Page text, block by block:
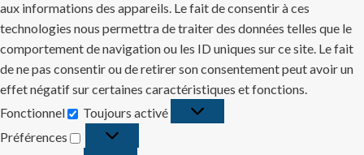
aux informations des appareils. Le fait de consentir à ces
technologies nous permettra de traiter des données telles que le
comportement de navigation ou les ID uniques sur ce site. Le fait
de ne pas consentir ou de retirer son consentement peut avoir un
effet négatif sur certaines caractéristiques et fonctions.
Fonctionnel
Fonctionnel
Toujours activé
Préférences
Préférences